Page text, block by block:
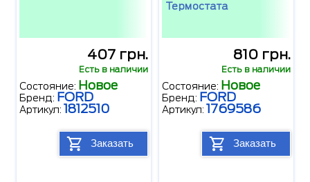
407 грн.
Есть в наличии
Состояние: Новое
Бренд: FORD
Артикул: 1812510
Заказать
Термостата
810 грн.
Есть в наличии
Состояние: Новое
Бренд: FORD
Артикул: 1769586
Заказать